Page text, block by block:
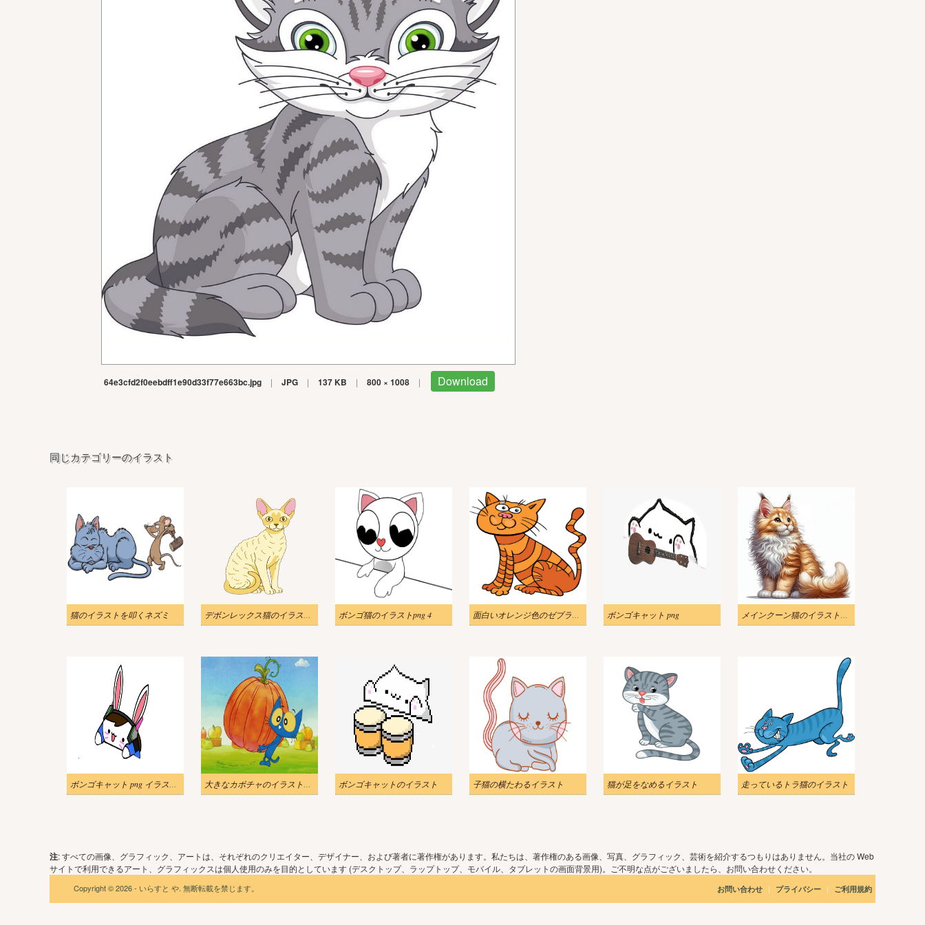
64e3cfd2f0eebdff1e90d33f77e663bc.jpg | JPG | 137 KB | 800 × 1008 | Download
同じカテゴリーのイラスト
猫のイラストを叩くネズミ デボンレックス猫のイラスト素材 ボンゴ猫のイラストpng 4 面白いオレンジ色のゼブラ猫のイラスト ボンゴキャット png メインクーン猫のイラストダウンロード
ボンゴキャット png イラスト 6 大きなカボチャのイラストを持つ猫のピート ボンゴキャットのイラスト 子猫の横たわるイラスト 猫が足をなめるイラスト 走っているトラ猫のイラスト
注: すべての画像、グラフィック、アートは、それぞれのクリエイター、デザイナー、および著者に著作権があります。私たちは、著作権のある画像、写真、グラフィック、芸術を紹介するつもりはありません。当社の Web
サイトで利用できるアート、グラフィックスは個人使用のみを目的としています (デスクトップ、ラップトップ、モバイル、タブレットの画面背景用)。ご不明な点がございましたら、お問い合わせください。
Copyright © 2026 - いらすと や. 無断転載を禁じます。 お問い合わせ | プライバシー | ご利用規約